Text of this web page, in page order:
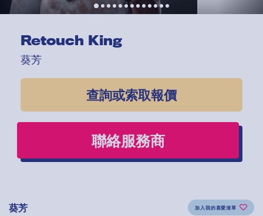
葵芳 加入我的喜愛清單
Retouch King
葵芳
查詢或索取報價
聯絡服務商